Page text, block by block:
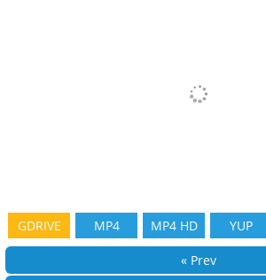
GDRIVE MP4 MP4 HD YUP
« Prev